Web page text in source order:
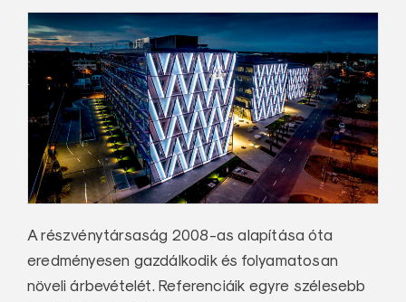
A részvénytársaság 2008-as alapítása óta
eredményesen gazdálkodik és folyamatosan
növeli árbevételét. Referenciáik egyre szélesebb